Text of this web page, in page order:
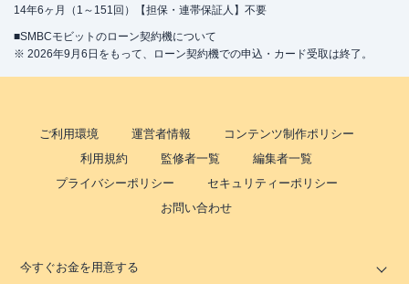
14年6ヶ月（1～151回）【担保・連帯保証人】不要
■SMBCモビットのローン契約機について
※ 2026年9月6日をもって、ローン契約機での申込・カード受取は終了。
ご利用環境 運営者情報
コンテンツ制作ポリシー
利用規約
監修者一覧
編集者一覧
プライバシーポリシー
セキュリティーポリシー
お問い合わせ
今すぐお金を用意する